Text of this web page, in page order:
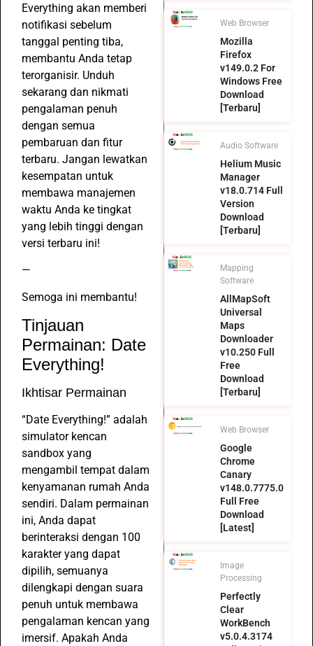
Everything akan memberi
notifikasi sebelum
tanggal penting tiba,
membantu Anda tetap
terorganisir. Unduh
sekarang dan nikmati
pengalaman penuh
dengan semua
pembaruan dan fitur
terbaru. Jangan lewatkan
kesempatan untuk
membawa manajemen
waktu Anda ke tingkat
yang lebih tinggi dengan
versi terbaru ini!
—
Semoga ini membantu!
Tinjauan
Permainan: Date
Everything!
Ikhtisar Permainan
“Date Everything!” adalah
simulator kencan
sandbox yang
mengambil tempat dalam
kenyamanan rumah Anda
sendiri. Dalam permainan
ini, Anda dapat
berinteraksi dengan 100
karakter yang dapat
dipilih, semuanya
dilengkapi dengan suara
penuh untuk membawa
pengalaman kencan yang
imersif. Apakah Anda
Web Browser
Mozilla
Firefox
v149.0.2 For
Windows Free
Download
[Terbaru]
Audio Software
Helium Music
Manager
v18.0.714 Full
Version
Download
[Terbaru]
Mapping
Software
AllMapSoft
Universal
Maps
Downloader
v10.250 Full
Free
Download
[Terbaru]
Web Browser
Google
Chrome
Canary
v148.0.7775.0
Full Free
Download
[Latest]
Image
Processing
Perfectly
Clear
WorkBench
v5.0.4.3174